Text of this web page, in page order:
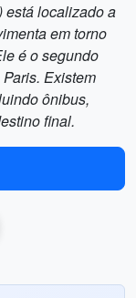
está localizado a
em torno
é o segundo
Existem
ônibus,
final.